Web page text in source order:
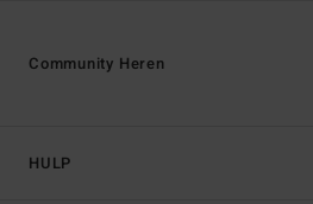
HULP
Community Heren